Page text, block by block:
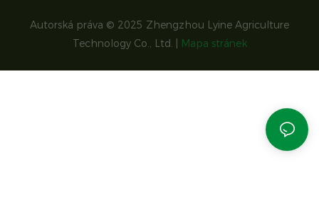
Autorská práva © 2025 Zhengzhou Lyine Agriculture
Technology Co., Ltd. |
Mapa stránek